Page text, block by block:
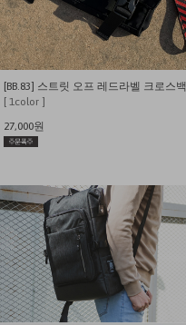
[BB.83] 스트릿 오프 레드라벨 크로스백
[ 1color ]
27,000원